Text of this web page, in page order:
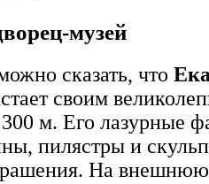
музей
сказать, что
своим
м. Его лазурные
пилястры и
На